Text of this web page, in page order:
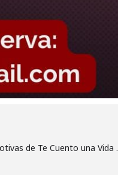
de Te Cuento una Vida .